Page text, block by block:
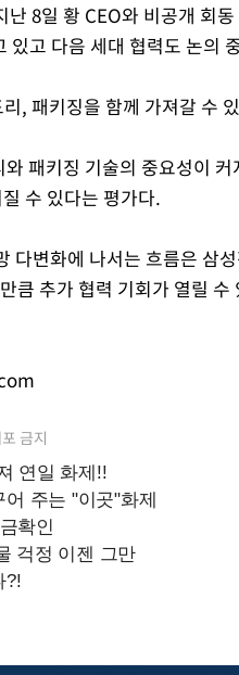
8일 황 CEO와 비공개 회
있고 다음 세대 협력도 논의
, 패키징을 함께 가져갈 수
패키징 기술의 중요성이
수 있다는 평가다.
다변화에 나서는 흐름은 삼
큼 추가 협력 기회가 열릴
금지